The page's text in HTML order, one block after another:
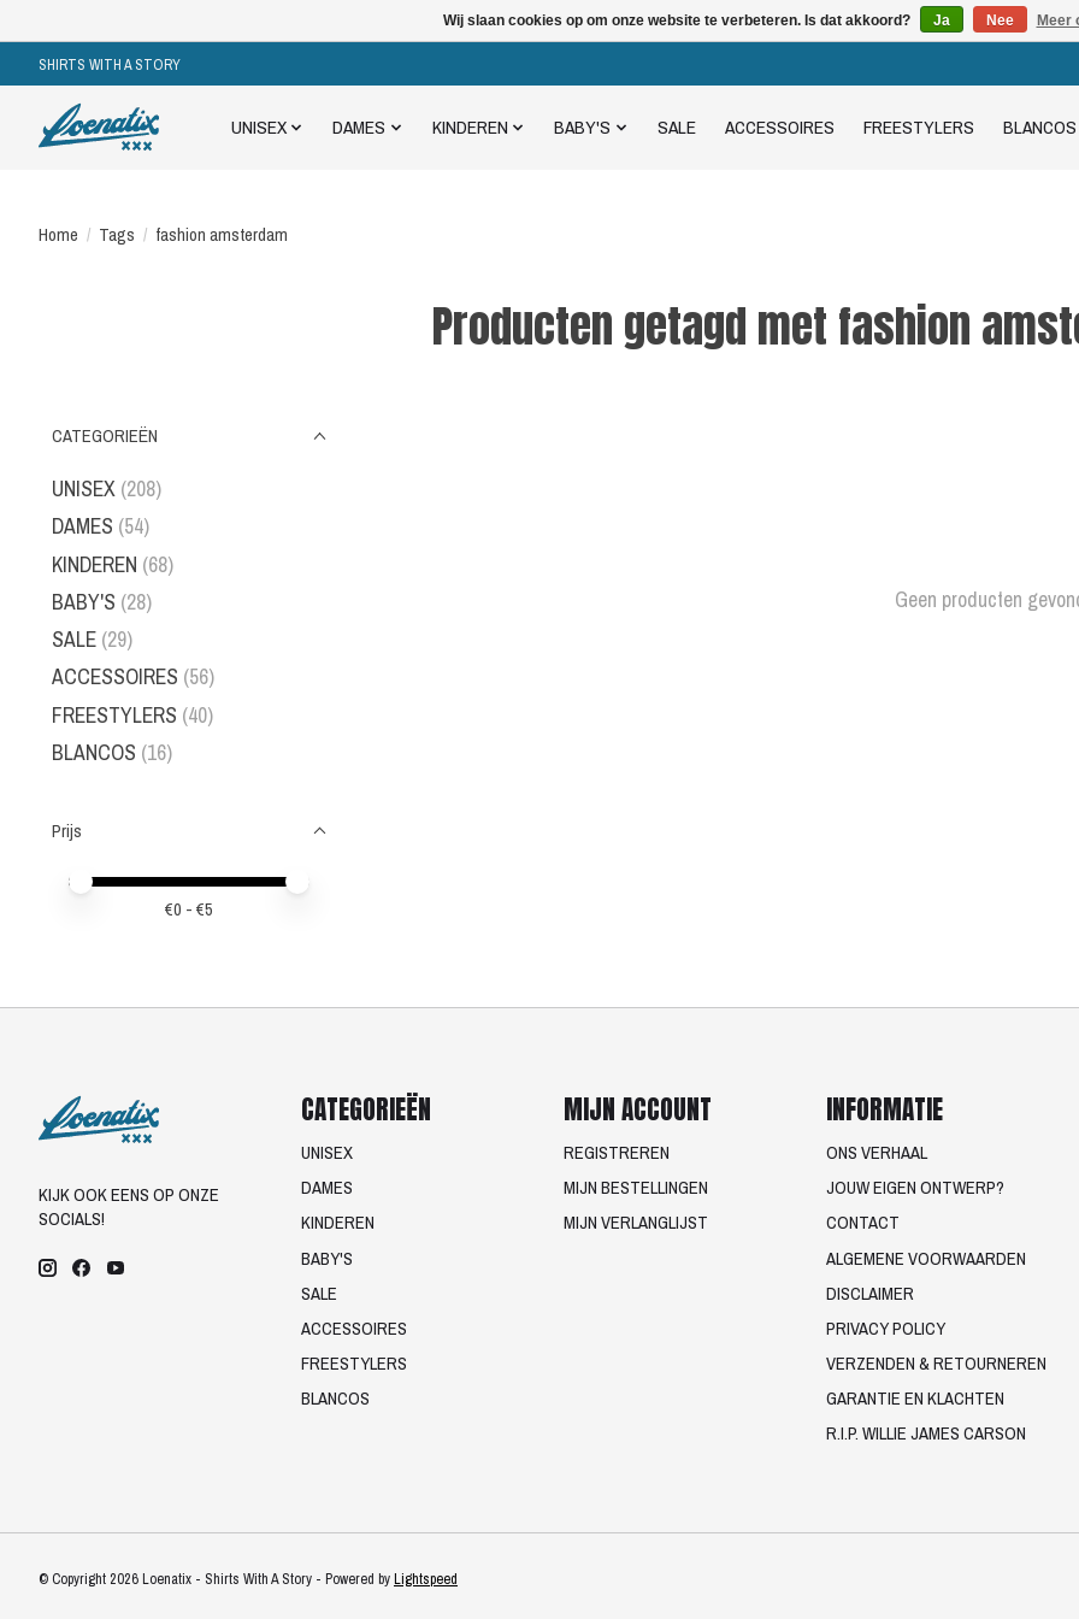
SHIRTS WITH A STORY
UNISEX DAMES KINDEREN BABY'S SALE ACCESSOIRES FREESTYLERS BLANCOS
Home / Tags / fashion amsterdam
Producten getagd met fashion
CATEGORIEËN
UNISEX (208)
DAMES (54)
KINDEREN (68)
BABY'S (28)
SALE (29)
ACCESSOIRES (56)
FREESTYLERS (40)
BLANCOS (16)
Prijs
Minimale prijswaarde
Price maximum value
€0 - €5
Geen producten
KIJK OOK EENS OP ONZE
SOCIALS!
CATEGORIEËN
UNISEX
DAMES
KINDEREN
BABY'S
SALE
ACCESSOIRES
FREESTYLERS
BLANCOS
MIJN ACCOUNT
REGISTREREN
MIJN BESTELLINGEN
MIJN VERLANGLIJST
INFORMATIE
ONS VERHAAL
JOUW EIGEN ONTWERP?
CONTACT
ALGEMENE VOORWAARDEN
DISCLAIMER
PRIVACY POLICY
VERZENDEN & RETOURNEREN
GARANTIE EN KLACHTEN
R.I.P. WILLIE JAMES CARSON
© Copyright 2026 Loenatix - Shirts With A Story - Powered byLightspeed
Wij slaan cookies op om onze website te verbeteren. Is dat akkoord? Ja Nee Meer